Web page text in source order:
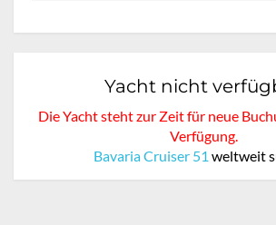
Yacht nicht
Die Yacht steht zur Zeit für neue
Verfügung.
Bavaria Cruiser 51 weltweit